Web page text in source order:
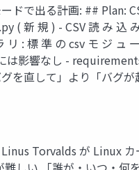
で出る計画: ## Plan:
新 規 ) - CSV 読 み 込
リ : 標 準 の csv モ ジ
は影響なし -
直して」より「バグ
Torvalds が Linux